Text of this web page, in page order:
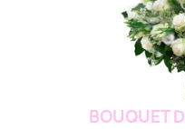
BOUQUET